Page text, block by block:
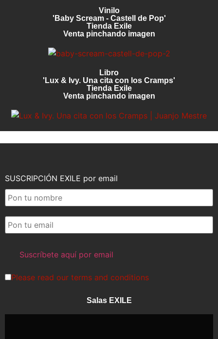
Vinilo
'Baby Scream - Castell de Pop'
Tienda Exile
Venta pinchando imagen
Libro
'Lux & Ivy. Una cita con los Cramps'
Tienda Exile
Venta pinchando imagen
SUSCRIPCIÓN EXILE por email
Please read our terms and conditions
Salas EXILE